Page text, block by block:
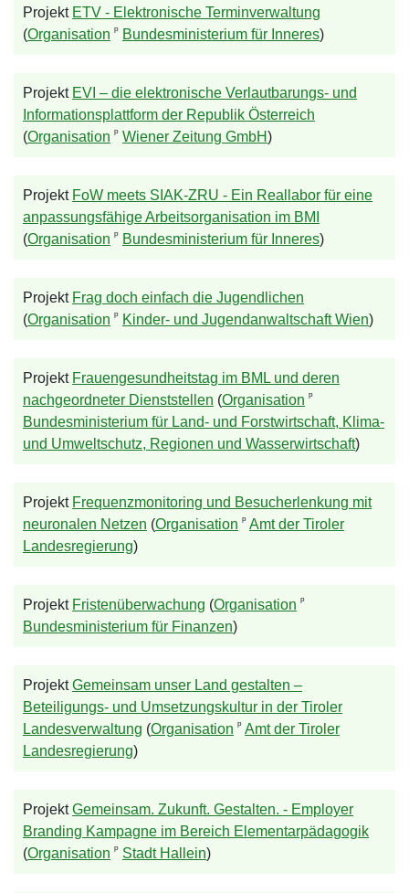
Projekt ETV - Elektronische Terminverwaltung
(Organisation ᵖ Bundesministerium für Inneres)
Projekt EVI – die elektronische Verlautbarungs- und
Informationsplattform der Republik Österreich
(Organisation ᵖ Wiener Zeitung GmbH )
Projekt FoW meets SIAK-ZRU - Ein Reallabor für eine
anpassungsfähige Arbeitsorganisation im BMI
(Organisation ᵖ Bundesministerium für Inneres)
Projekt Frag doch einfach die Jugendlichen
(Organisation ᵖ Kinder- und Jugendanwaltschaft Wien)
Projekt Frauengesundheitstag im BML und deren
nachgeordneter Dienststellen (Organisation ᵖ
Bundesministerium für Land- und Forstwirtschaft, Klima-
und Umweltschutz, Regionen und Wasserwirtschaft)
Projekt Frequenzmonitoring und Besucherlenkung mit
neuronalen Netzen (Organisation ᵖ Amt der Tiroler
Landesregierung)
Projekt Fristenüberwachung (Organisation ᵖ
Bundesministerium für Finanzen)
ProjektGemeinsam unser Land gestalten –
Beteiligungs- und Umsetzungskultur in der Tiroler
Landesverwaltung (Organisation ᵖ Amt der Tiroler
Landesregierung)
ProjektGemeinsam. Zukunft. Gestalten. - Employer
Branding Kampagne im Bereich Elementarpädagogik
(Organisation ᵖ Stadt Hallein)